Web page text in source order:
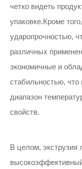
четко видеть
упаковке.Кроме
ударопрочностью,
различных
экономичные и
стабильностью,
диапазон
свойств.
В целом, экструзия